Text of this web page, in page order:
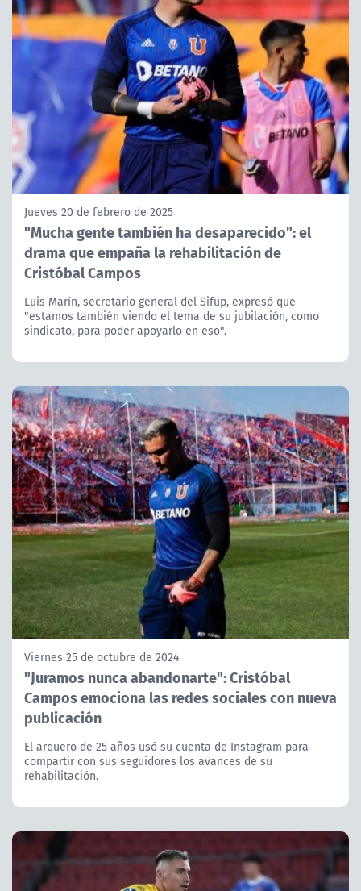
Jueves 20 de febrero de 2025
"Mucha gente también ha desaparecido": el
drama que empaña la rehabilitación de
Cristóbal Campos
Luis Marín, secretario general del Sifup, expresó que
"estamos también viendo el tema de su jubilación, como
sindicato, para poder apoyarlo en eso".
Viernes 25 de octubre de 2024
"Juramos nunca abandonarte": Cristóbal
Campos emociona las redes sociales con nueva
publicación
El arquero de 25 años usó su cuenta de Instagram para
compartir con sus seguidores los avances de su
rehabilitación.